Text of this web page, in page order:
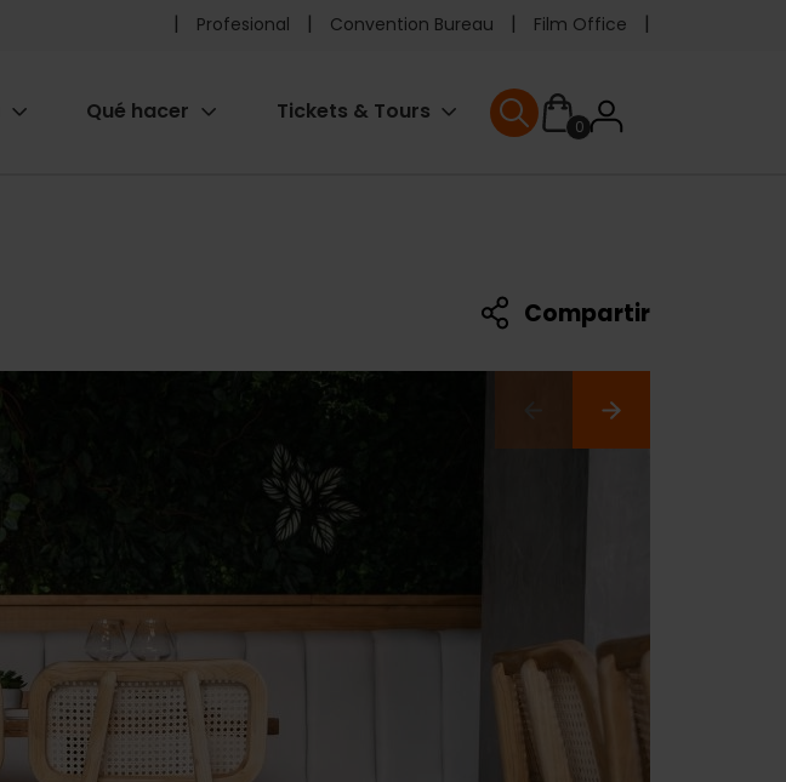
Pre
header
Profesional Convention Bureau Film Office
Qué hacer Tickets & Tours
0User
User menu
Compartir